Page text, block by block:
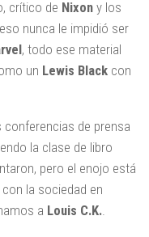
crítico de Nixon y los
nunca le impidió ser
, todo ese material
un Lewis Black con
de prensa
la clase de libro
pero el enojo está
la sociedad en
a Louis C.K.